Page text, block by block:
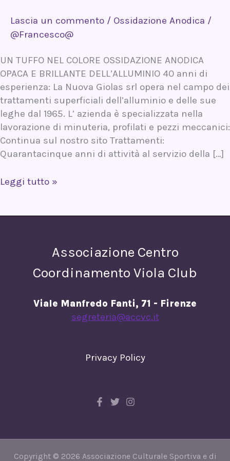
Lascia un commento / Ossidazione Anodica /
@Francesco@
UN TUFFO NEL COLORE OSSIDAZIONE ANODICA
OPACA E BRILLANTE DELL’ALLUMINIO 40 anni di
esperienza: La Nuova Giolas srl opera nel campo dei
trattamenti superficiali dell’alluminio e delle sue
leghe dal 1965. L’ azienda è specializzata nella
lavorazione di minuteria, profilati e pezzi meccanici:
Continua sul nostro sito Trattamenti:
Quarantacinque anni di attività al servizio della […]
Leggi tutto »
Associazione Centro
Coordinamento Viola Club
Viale Manfredo Fanti, 71 - Firenze
segreteria@accvc.it
Privacy Policy
Copyright © 2026 Associazione Culturale Sportiva e di